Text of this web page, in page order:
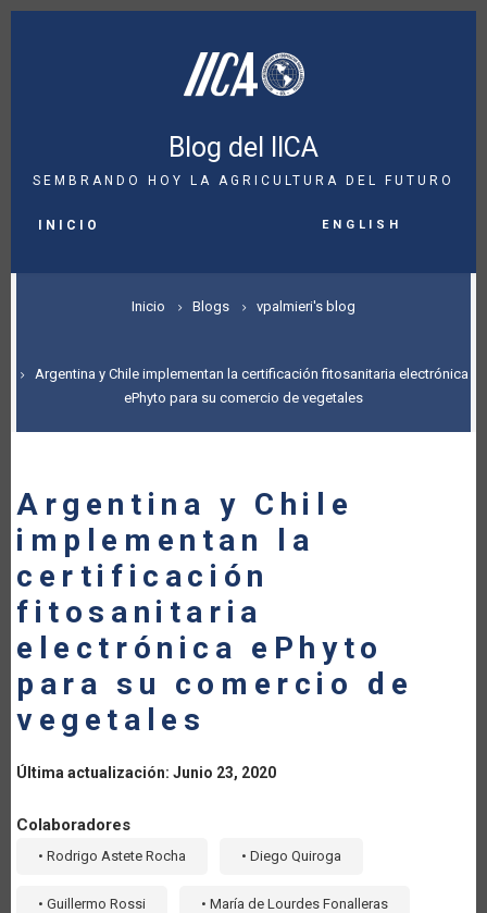
Pasar
Blog del IICA
SEMBRANDO HOY LA AGRICULTURA DEL FUTURO
NAVIGATION
INICIO English
SOBRESCRIBIR
DE
AYUDA
LA
NAVEGACIÓN
Inicio Blogs vpalmieri's blog
Argentina y Chile implementan la certificación fitosanitaria electrónica
ePhyto para su comercio de vegetales
Argentina y Chile
implementan la
certificación
fitosanitaria
electrónica ePhyto
para su comercio de
vegetales
Última actualización: Junio 23, 2020
Colaboradores
• Rodrigo Astete Rocha • Diego Quiroga
• Guillermo Rossi • María de Lourdes Fonalleras